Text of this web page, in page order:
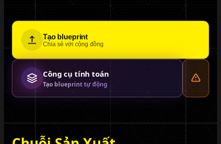
Tạo blueprint
Chia sẻ với cộng đồng
Công cụ tính toán
Tạo blueprint tự động